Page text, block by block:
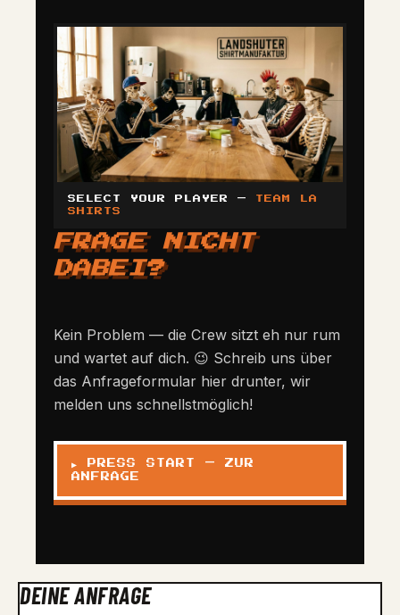
SELECT YOUR PLAYER —
TEAM LA
SHIRTS
FRAGE NICHT
DABEI?
Kein Problem — die Crew sitzt eh nur rum
und wartet auf dich. 😉 Schreib uns über
das Anfrageformular hier drunter, wir
melden uns schnellstmöglich!
▶ PRESS START — ZUR
ANFRAGE
DEINE ANFRAGE